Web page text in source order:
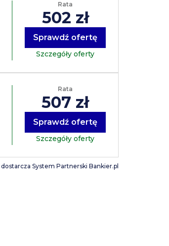
Rata
502 zł
Sprawdź ofertę
Szczegóły oferty
Rata
507 zł
Sprawdź ofertę
Szczegóły oferty
System Partnerski Bankier.pl